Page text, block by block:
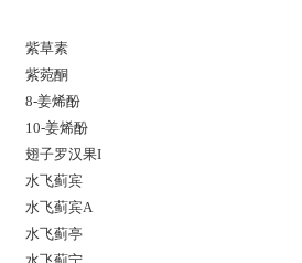
紫草素
紫菀酮
8-姜烯酚
10-姜烯酚
翅子罗汉果I
水飞蓟宾
水飞蓟宾A
水飞蓟亭